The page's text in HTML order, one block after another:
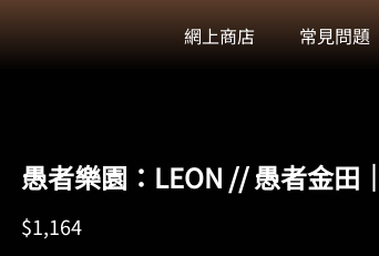
網上商店 常見問題
愚者樂園：LEON // 愚者金田
$1,164